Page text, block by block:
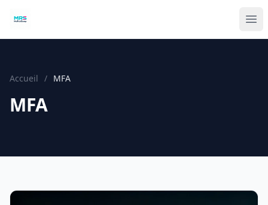
Accueil / MFA
MFA